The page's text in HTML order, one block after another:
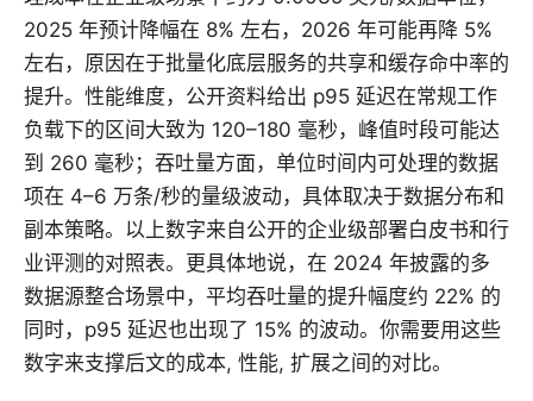
2025 年预计降幅在 8% 左右，2026 年可能再降 5%
左右，原因在于批量化底层服务的共享和缓存命中率的
提升。性能维度，公开资料给出 p95 延迟在常规工作
负载下的区间大致为 120–180 毫秒，峰值时段可能达
到 260 毫秒；吞吐量方面，单位时间内可处理的数据
项在 4–6 万条/秒的量级波动，具体取决于数据分布和
副本策略。以上数字来自公开的企业级部署白皮书和行
业评测的对照表。更具体地说，在 2024 年披露的多
数据源整合场景中，平均吞吐量的提升幅度约 22% 的
同时，p95 延迟也出现了 15% 的波动。你需要用这些
数字来支撑后文的成本, 性能, 扩展之间的对比。